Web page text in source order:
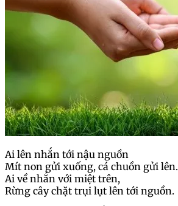
Ai lên nhắn tới nậu nguồn
Mít non gửi xuống, cá chuồn gửi lên.
Ai về nhắn với miệt trên,
Rừng cây chặt trụi lụt lên tới nguồn.